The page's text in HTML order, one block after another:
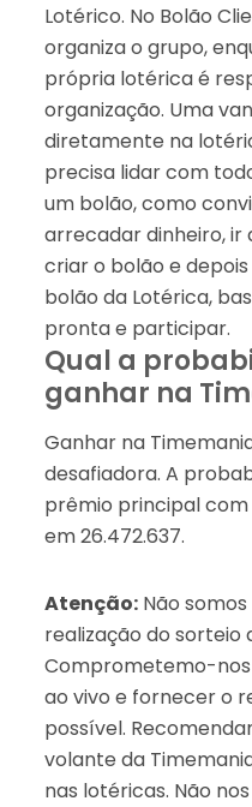
Lotérico. No Bolão
organiza o grupo,
própria lotérica é
organização. Uma
diretamente na
precisa lidar com
um bolão, como
arrecadar dinheiro, ir
criar o bolão e
bolão da Lotérica,
pronta e participar.
Qual a
ganhar na
Ganhar na
desafiadora. A
prêmio principal com
em 26.472.637.
Atenção:Não
realização do sorteio
Comprometemo-
ao vivo e fornecer o
possível.
volante da
nas lotéricas. Não